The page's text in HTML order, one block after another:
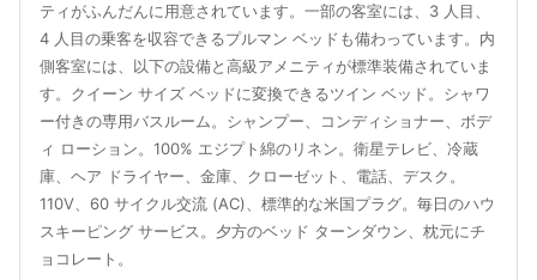
ティがふんだんに用意されています。一部の客室には、3 人目、
4 人目の乗客を収容できるプルマン ベッドも備わっています。内
側客室には、以下の設備と高級アメニティが標準装備されていま
す。クイーン サイズ ベッドに変換できるツイン ベッド。シャワ
ー付きの専用バスルーム。シャンプー、コンディショナー、ボデ
ィ ローション。100% エジプト綿のリネン。衛星テレビ、冷蔵
庫、ヘア ドライヤー、金庫、クローゼット、電話、デスク。
110V、60 サイクル交流 (AC)、標準的な米国プラグ。毎日のハウ
スキーピング サービス。夕方のベッド ターンダウン、枕元にチ
ョコレート。